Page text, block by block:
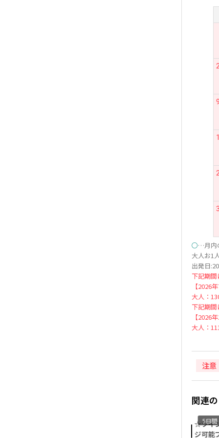
○…月内
大人お1
出発日
下記期
【2026
大人：
下記期
【2026
大人：
注意
関連
☆ツイン
ジ可能
5日間